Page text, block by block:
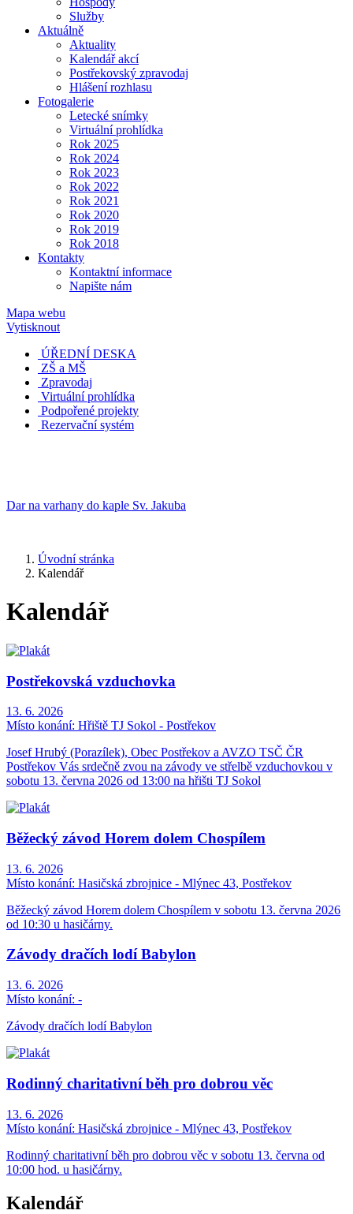
Služby
Aktuálně
Aktuality
Kalendář akcí
Postřekovský zpravodaj
Hlášení rozhlasu
Fotogalerie
Letecké snímky
Virtuální prohlídka
Rok 2025
Rok 2024
Rok 2023
Rok 2022
Rok 2021
Rok 2020
Rok 2019
Rok 2018
Kontakty
Kontaktní informace
Napište nám
Mapa webu
Vytisknout
ÚŘEDNÍ DESKA
ZŠ a MŠ
Zpravodaj
Virtuální prohlídka
Podpořené projekty
Rezervační systém
Dar na varhany do kaple Sv. Jakuba
Úvodní stránka
Kalendář
Kalendář
Postřekovská vzduchovka
13. 6. 2026
Místo konání: Hřiště TJ Sokol - Postřekov
Josef Hrubý (Porazílek), Obec Postřekov a AVZO TSČ ČR
Postřekov Vás srdečně zvou na závody ve střelbě vzduchovkou v
sobotu 13. června 2026 od 13:00 na hřišti TJ Sokol
Běžecký závod Horem dolem Chospílem
13. 6. 2026
Místo konání: Hasičská zbrojnice - Mlýnec 43, Postřekov
Běžecký závod Horem dolem Chospílem v sobotu 13. června 2026
od 10:30 u hasičárny.
Závody dračích lodí Babylon
13. 6. 2026
Místo konání: -
Závody dračích lodí Babylon
Rodinný charitativní běh pro dobrou věc
13. 6. 2026
Místo konání: Hasičská zbrojnice - Mlýnec 43, Postřekov
Rodinný charitativní běh pro dobrou věc v sobotu 13. června od
10:00 hod. u hasičárny.
Kalendář